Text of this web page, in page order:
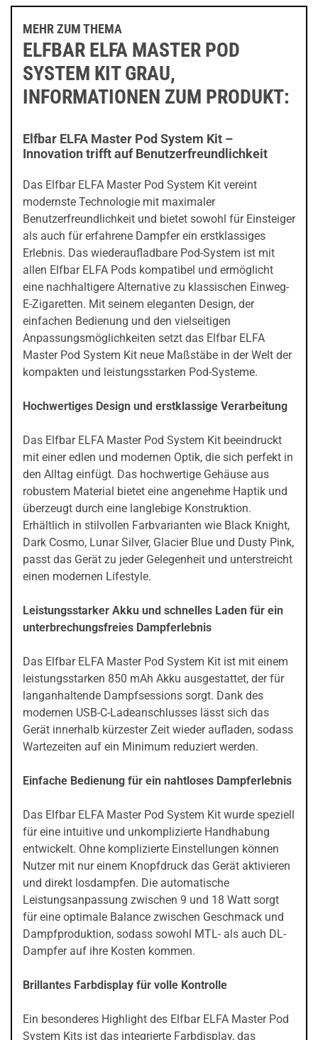
MEHR ZUM THEMA
ELFBAR ELFA MASTER POD
SYSTEM KIT GRAU,
INFORMATIONEN ZUM PRODUKT:
Elfbar ELFA Master Pod System Kit –
Innovation trifft auf Benutzerfreundlichkeit
Das Elfbar ELFA Master Pod System Kit vereint
modernste Technologie mit maximaler
Benutzerfreundlichkeit und bietet sowohl für Einsteiger
als auch für erfahrene Dampfer ein erstklassiges
Erlebnis. Das wiederaufladbare Pod-System ist mit
allen Elfbar ELFA Pods kompatibel und ermöglicht
eine nachhaltigere Alternative zu klassischen Einweg-
E-Zigaretten. Mit seinem eleganten Design, der
einfachen Bedienung und den vielseitigen
Anpassungsmöglichkeiten setzt das Elfbar ELFA
Master Pod System Kit neue Maßstäbe in der Welt der
kompakten und leistungsstarken Pod-Systeme.
Hochwertiges Design und erstklassige Verarbeitung
Das Elfbar ELFA Master Pod System Kit beeindruckt
mit einer edlen und modernen Optik, die sich perfekt in
den Alltag einfügt. Das hochwertige Gehäuse aus
robustem Material bietet eine angenehme Haptik und
überzeugt durch eine langlebige Konstruktion.
Erhältlich in stilvollen Farbvarianten wie Black Knight,
Dark Cosmo, Lunar Silver, Glacier Blue und Dusty Pink,
passt das Gerät zu jeder Gelegenheit und unterstreicht
einen modernen Lifestyle.
Leistungsstarker Akku und schnelles Laden für ein
unterbrechungsfreies Dampferlebnis
Das Elfbar ELFA Master Pod System Kit ist mit einem
leistungsstarken 850 mAh Akku ausgestattet, der für
langanhaltende Dampfsessions sorgt. Dank des
modernen USB-C-Ladeanschlusses lässt sich das
Gerät innerhalb kürzester Zeit wieder aufladen, sodass
Wartezeiten auf ein Minimum reduziert werden.
Einfache Bedienung für ein nahtloses Dampferlebnis
Das Elfbar ELFA Master Pod System Kit wurde speziell
für eine intuitive und unkomplizierte Handhabung
entwickelt. Ohne komplizierte Einstellungen können
Nutzer mit nur einem Knopfdruck das Gerät aktivieren
und direkt losdampfen. Die automatische
Leistungsanpassung zwischen 9 und 18 Watt sorgt
für eine optimale Balance zwischen Geschmack und
Dampfproduktion, sodass sowohl MTL- als auch DL-
Dampfer auf ihre Kosten kommen.
Brillantes Farbdisplay für volle Kontrolle
Ein besonderes Highlight des Elfbar ELFA Master Pod
System Kits ist das integrierte Farbdisplay, das